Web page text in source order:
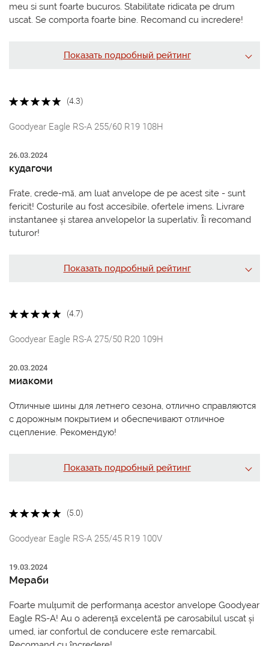
meu si sunt foarte bucuros. Stabilitate ridicata pe drum
uscat. Se comporta foarte bine. Recomand cu incredere!
Показать подробный рейтинг
(4.3)
Goodyear Eagle RS-A 255/60 R19 108H
26.03.2024
кудагочи
Frate, crede-mă, am luat anvelope de pe acest site - sunt
fericit! Costurile au fost accesibile, ofertele imens. Livrare
instantanee și starea anvelopelor la superlativ. Îi recomand
tuturor!
Показать подробный рейтинг
(4.7)
Goodyear Eagle RS-A 275/50 R20 109H
20.03.2024
миакоми
Отличные шины для летнего сезона, отлично справляются
с дорожным покрытием и обеспечивают отличное
сцепление. Рекомендую!
Показать подробный рейтинг
(5.0)
Goodyear Eagle RS-A 255/45 R19 100V
19.03.2024
Мераби
Foarte mulțumit de performanța acestor anvelope Goodyear
Eagle RS-A! Au o aderență excelentă pe carosabilul uscat și
umed, iar confortul de conducere este remarcabil.